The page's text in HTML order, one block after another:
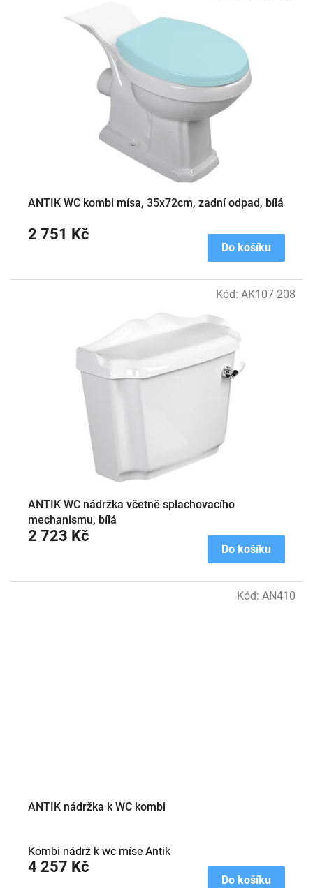
ANTIK WC kombi mísa, 35x72cm, zadní odpad, bílá
2 751 Kč
Do košíku
ANTIK WC nádržka včetně splachovacího
mechanismu, bílá
2 723 Kč
Do košíku
Kód: AK107-208
ANTIK nádržka k WC kombi
4 257 Kč
Do košíku
Kombi nádrž k wc míse Antik
Kód: AN410